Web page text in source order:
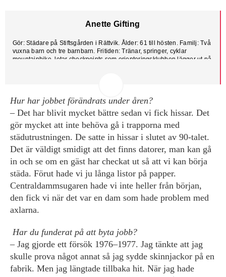
Anette Gifting
Gör: Städare på Stiftsgården i Rättvik. Ålder: 61 till hösten. Familj: Två
vuxna barn och tre barnbarn. Fritiden: Tränar, springer, cyklar
mountainbike, letar checkpoints som orienteringsklubben lägger ut på
Hur har jobbet förändrats under åren?
– Det har blivit mycket bättre sedan vi fick hissar. Det
gör mycket att inte behöva gå i trapporna med
städutrustningen. De satte in hissar i slutet av 90-talet.
Det är väldigt smidigt att det finns datorer, man kan gå
in och se om en gäst har checkat ut så att vi kan börja
städa. Förut hade vi ju långa listor på papper.
Centraldammsugaren hade vi inte heller från början,
den fick vi när det var en dam som hade problem med
axlarna.
Har du funderat på att byta jobb?
– Jag gjorde ett försök 1976–1977. Jag tänkte att jag
skulle prova något annat så jag sydde skinnjackor på en
fabrik. Men jag längtade tillbaka hit. När jag hade